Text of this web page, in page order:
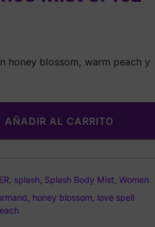
honey blossom, warm peach y
AÑADIR AL CARRITO
splash Splash Body Mist Women
honey blossom love spell